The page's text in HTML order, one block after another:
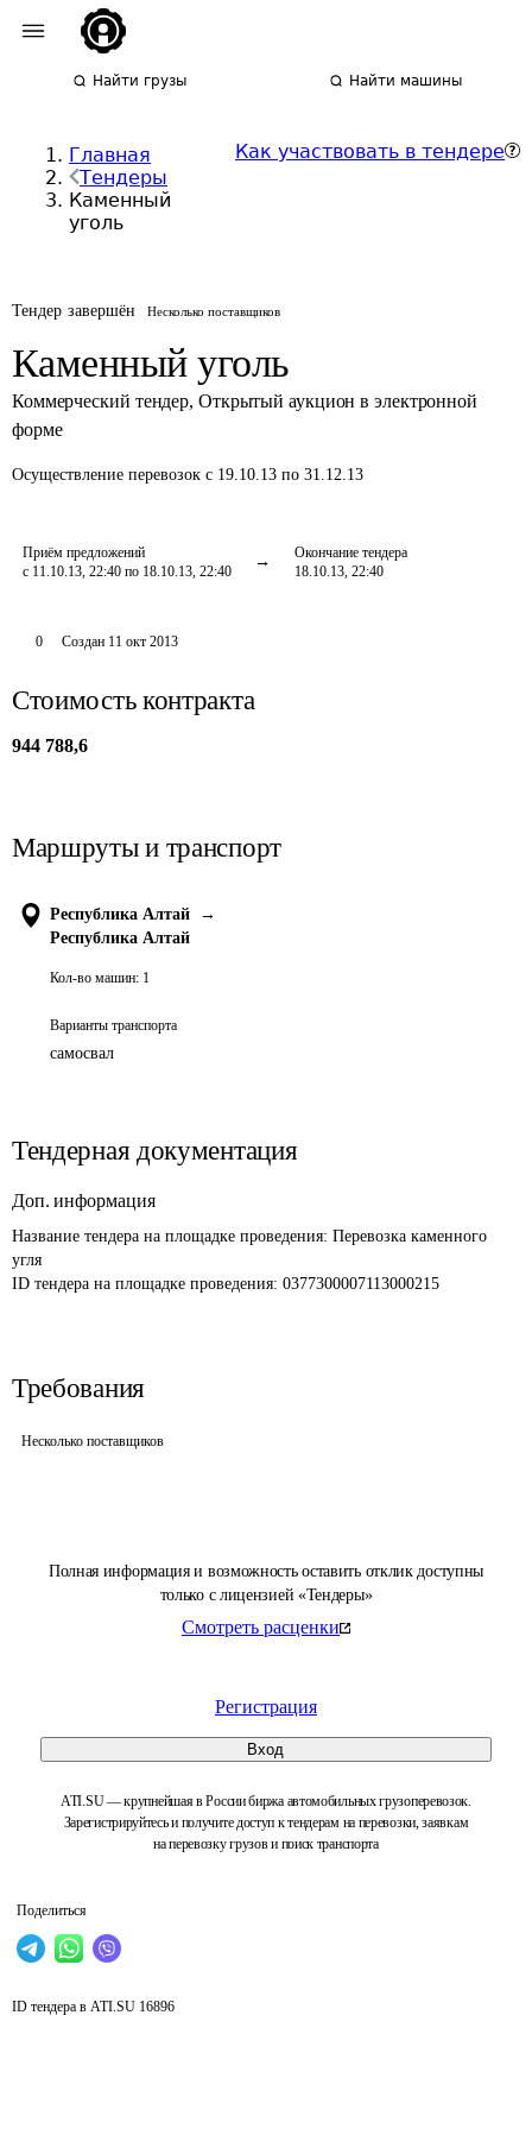
Найти грузы Найти машины
Главная
Тендеры
Каменный
уголь
Как участвовать в тендере
Тендер завершён Несколько поставщиков
Каменный уголь
Коммерческий тендер, Открытый аукцион в электронной
форме
Осуществление перевозок с 19.10.13 по 31.12.13
Приём предложений
с 11.10.13, 22:40 по 18.10.13, 22:40
Окончание тендера
18.10.13, 22:40
Полная информация и возможность оставить отклик доступны
только с лицензией «Тендеры»
Смотреть расценки
Регистрация
Вход
ATI.SU — крупнейшая в России биржа автомобильных грузоперевозок.
Зарегистрируйтесь и получите доступ к тендерам на перевозки, заявкам
на перевозку грузов и поиск транспорта
Поделиться
0 Создан 11 окт 2013
Стоимость контракта
944 788,6
Маршруты и транспорт
Республика Алтай
→
Республика Алтай
Кол-во машин: 1
Варианты транспорта
самосвал
Тендерная документация
Доп. информация
Название тендера на площадке проведения: Перевозка каменного
угля
ID тендера на площадке проведения: 0377300007113000215
Требования
Несколько поставщиков
ID тендера в ATI.SU 16896